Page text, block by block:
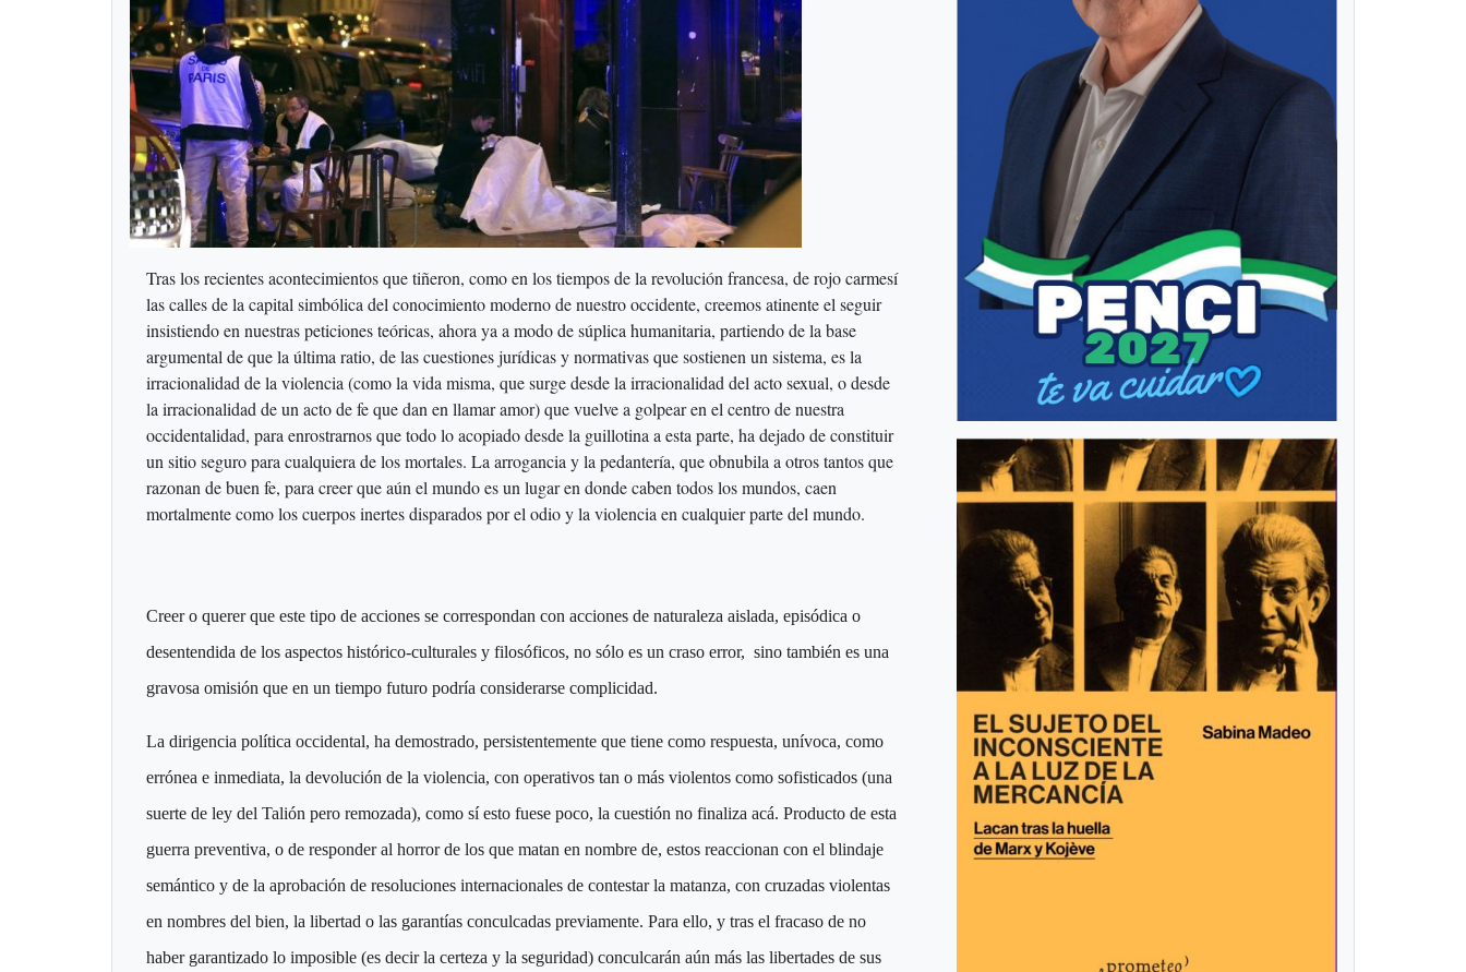
Tras los recientes acontecimientos que tiñeron, como en los tiempos de la revolución francesa, de rojo carmesí
las calles de la capital simbólica del conocimiento moderno de nuestro occidente, creemos atinente el seguir
insistiendo en nuestras peticiones teóricas, ahora ya a modo de súplica humanitaria, partiendo de la base
argumental de que la última ratio, de las cuestiones jurídicas y normativas que sostienen un sistema, es la
irracionalidad de la violencia (como la vida misma, que surge desde la irracionalidad del acto sexual, o desde
la irracionalidad de un acto de fe que dan en llamar amor) que vuelve a golpear en el centro de nuestra
occidentalidad, para enrostrarnos que todo lo acopiado desde la guillotina a esta parte, ha dejado de constituir
un sitio seguro para cualquiera de los mortales. La arrogancia y la pedantería, que obnubila a otros tantos que
razonan de buen fe, para creer que aún el mundo es un lugar en donde caben todos los mundos, caen
mortalmente como los cuerpos inertes disparados por el odio y la violencia en cualquier parte del mundo.
Creer o querer que este tipo de acciones se correspondan con acciones de naturaleza aislada, episódica o
desentendida de los aspectos histórico-culturales y filosóficos, no sólo es un craso error, sino también es una
gravosa omisión que en un tiempo futuro podría considerarse complicidad.
La dirigencia política occidental, ha demostrado, persistentemente que tiene como respuesta, unívoca, como
errónea e inmediata, la devolución de la violencia, con operativos tan o más violentos como sofisticados (una
suerte de ley del Talión pero remozada), como sí esto fuese poco, la cuestión no finaliza acá. Producto de esta
guerra preventiva, o de responder al horror de los que matan en nombre de, estos reaccionan con el blindaje
semántico y de la aprobación de resoluciones internacionales de contestar la matanza, con cruzadas violentas
en nombres del bien, la libertad o las garantías conculcadas previamente. Para ello, y tras el fracaso de no
haber garantizado lo imposible (es decir la certeza y la seguridad) conculcarán aún más las libertades de sus